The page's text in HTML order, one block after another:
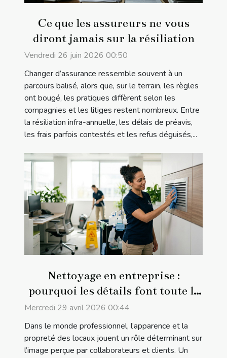
Ce que les assureurs ne vous
diront jamais sur la résiliation
Vendredi 26 juin 2026 00:50
Changer d’assurance ressemble souvent à un
parcours balisé, alors que, sur le terrain, les règles
ont bougé, les pratiques diffèrent selon les
compagnies et les litiges restent nombreux. Entre
la résiliation infra-annuelle, les délais de préavis,
les frais parfois contestés et les refus déguisés,...
Nettoyage en entreprise :
pourquoi les détails font toute la
différence
Mercredi 29 avril 2026 00:44
Dans le monde professionnel, l’apparence et la
propreté des locaux jouent un rôle déterminant sur
l’image perçue par collaborateurs et clients. Un